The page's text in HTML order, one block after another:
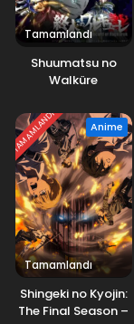
Tamamlandı
Shuumatsu no
Walküre
TAMAMLANDI Anime
Tamamlandı
Shingeki no Kyojin:
The Final Season –